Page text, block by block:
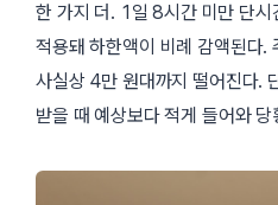
한 가지 더. 1일 8시간 미만 단시
적용돼 하한액이 비례 감액된다.
사실상 4만 원대까지 떨어진다.
받을 때 예상보다 적게 들어와